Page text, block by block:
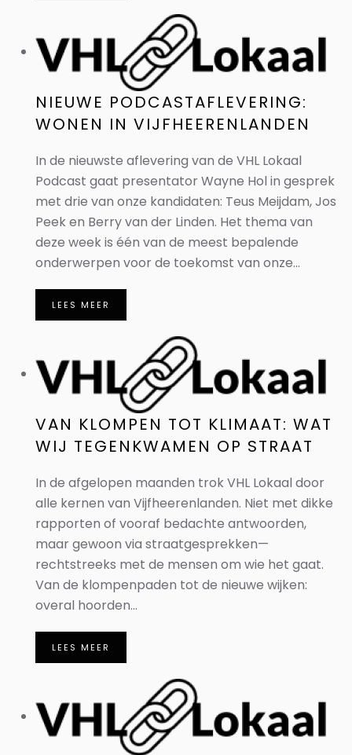
NIEUWE PODCASTAFLEVERING:
WONEN IN VIJFHEERENLANDEN
In de nieuwste aflevering van de VHL Lokaal
Podcast gaat presentator Wayne Hol in gesprek
met drie van onze kandidaten: Teus Meijdam, Jos
Peek en Berry van der Linden. Het thema van
deze week is één van de meest bepalende
onderwerpen voor de toekomst van onze...
LEES MEER
VAN KLOMPEN TOT KLIMAAT: WAT
WIJ TEGENKWAMEN OP STRAAT
In de afgelopen maanden trok VHL Lokaal door
alle kernen van Vijfheerenlanden. Niet met dikke
rapporten of vooraf bedachte antwoorden,
maar gewoon via straatgesprekken—
rechtstreeks met de mensen om wie het gaat.
Van de klompenpaden tot de nieuwe wijken:
overal hoorden...
LEES MEER